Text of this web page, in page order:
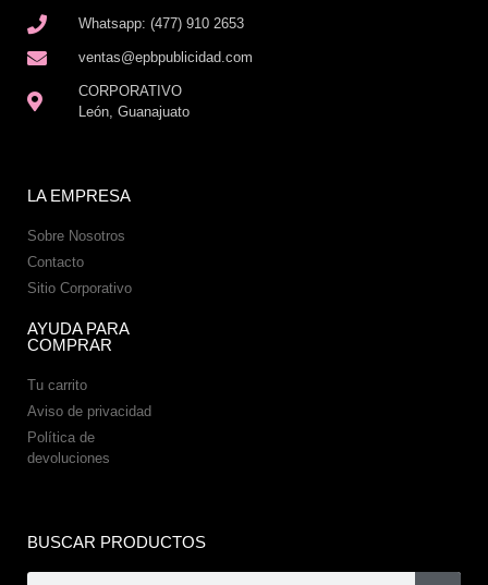
Whatsapp: (477) 910 2653
ventas@epbpublicidad.com
CORPORATIVO
León, Guanajuato
LA EMPRESA
Sobre Nosotros
Contacto
Sitio Corporativo
AYUDA PARA
COMPRAR
Tu carrito
Aviso de privacidad
Política de
devoluciones
BUSCAR PRODUCTOS